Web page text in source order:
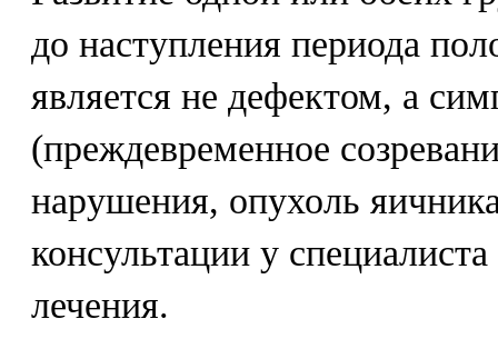
до наступления периода
является не дефектом, а
(преждевременное
нарушения, опухоль
консультации у
лечения.